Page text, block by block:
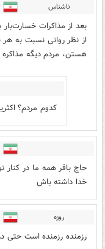
ناشناس
بعد از مذاکرات
از نظر روانی نسبت به
هستن، مردم دیگه مذاکره
کدوم مردم؟
حاج باقر همه ما در
خدا داشته باش
روزه
رزمنده رزمنده است حتی